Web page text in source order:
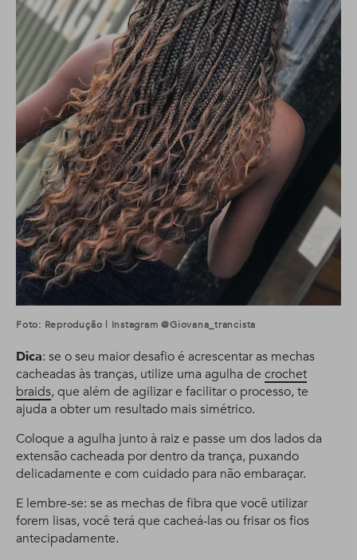
Foto: Reprodução | Instagram @giovana_trancista
Dica: se o seu maior desafio é acrescentar as mechas
cacheadas às tranças, utilize uma agulha de crochet
braids, que além de agilizar e facilitar o processo, te
ajuda a obter um resultado mais simétrico.
Coloque a agulha junto à raiz e passe um dos lados da
extensão cacheada por dentro da trança, puxando
delicadamente e com cuidado para não embaraçar.
E lembre-se: se as mechas de fibra que você utilizar
forem lisas, você terá que cacheá-las ou frisar os fios
antecipadamente.